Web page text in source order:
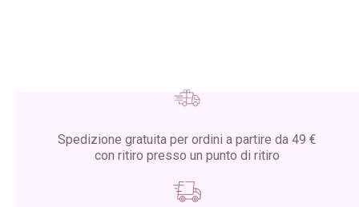
Spedizione gratuita per ordini a partire da 49 €
con ritiro presso un punto di ritiro